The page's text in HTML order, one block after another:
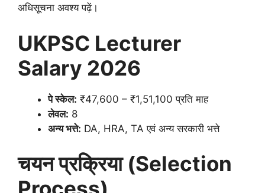
अधिसूचना अवश्य पढ़ें।
UKPSC Lecturer
Salary 2026
पे स्केल: ₹47,600 – ₹1,51,100 प्रति माह
लेवल: 8
अन्य भत्ते: DA, HRA, TA एवं अन्य सरकारी भत्ते
चयन प्रक्रिया (Selection